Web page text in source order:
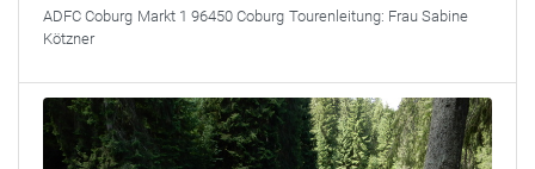
ADFC Coburg Markt 1 96450 Coburg Tourenleitung: Frau Sabine
Kötzner